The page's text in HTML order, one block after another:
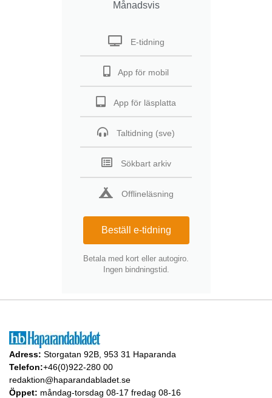
Månadsvis
E-tidning
App för mobil
App för läsplatta
Taltidning (sve)
Sökbart arkiv
Offlineläsning
Beställ e-tidning
Betala med kort eller autogiro.
Ingen bindningstid.
Adress: Storgatan 92B, 953 31 Haparanda
Telefon:+46(0)922-280 00
redaktion@haparandabladet.se
Öppet: måndag-torsdag 08-17 fredag 08-16